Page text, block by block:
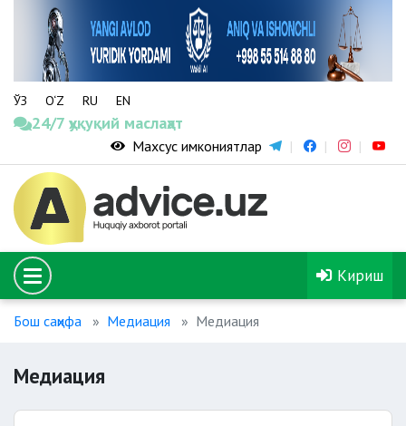
ЎЗ O‘Z RU EN
24/7 ҳуқуқий маслаҳат
Махсус имкониятлар
Кириш
Бош саҳифа Медиация Медиация
Медиация